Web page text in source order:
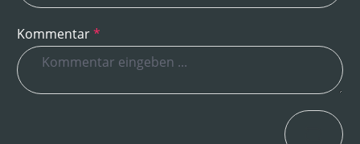
Kommentar*